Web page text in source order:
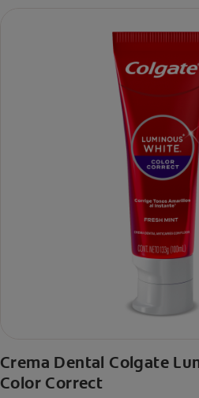
Crema Dental Colgate
Color Correct